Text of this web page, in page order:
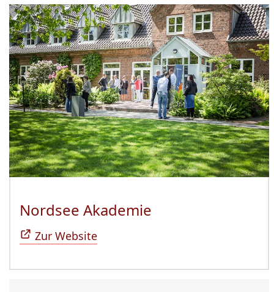
Nordsee Akademie
Zur Website